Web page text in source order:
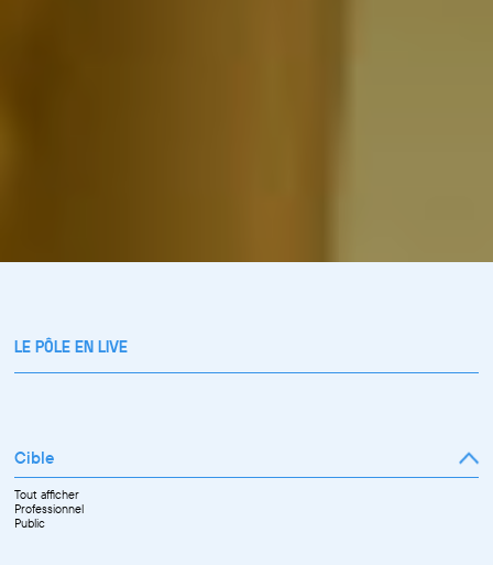
LE PÔLE EN LIVE
Cible
Tout afficher
Professionnel
Public